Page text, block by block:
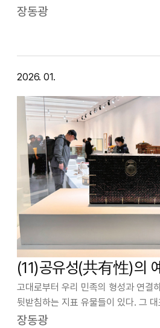
위해 9박 11일간의 일정으로 여행을
장동광
2026. 01.
(11)공유성(共有性)의
고대로부터 우리 민족의 형성과 연결
뒷받침하는 지표 유물들이 있다. 그
(잔무늬거울)과 같은 청동거울과 청동
장동광